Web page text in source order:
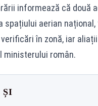
informează că două
spațiului aerian
în zonă, iar
ministerului român.
ȘI